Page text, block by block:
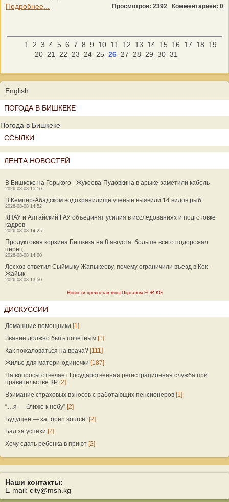
Подробнее...
Просмотров: 2392 Комментариев: 0
1 2 3 4 5 6 7 8 9 10 11 12 13 14 15 16 17 18
19
20 21 22 23 24 25 26 27 28 29 30 31
English
ПОГОДА В БИШКЕКЕ
Погода в Бишкеке
ССЫЛКИ
ЛЕНТА НОВОСТЕЙ
В Бишкеке на Горького - Жукеева-Пудовкина в арыке заметили кабель
2026-08-08 15:10
В Кемпир-Абадском водохранилище ученые выявили 14 видов рыб
2026-08-08 14:52
КНАУ и Алтайский ГАУ объединят усилия в исследованиях и подготовке
кадров
2026-08-08 14:25
Продуктовая корзина Бишкека на 8 августа: больше всего подорожал
перец
2026-08-08 14:00
Лесхоз ответил Сыймыку Жапыкееву, почему ограничили въезд в Кок-
Жайык
2026-08-08 13:50
Новости предоставлены Порталом FOR.KG
ДИСКУССИИ
Домашние помощники [1]
Звание должно быть почетным [1]
Как пожаловаться на врача? [111]
Жилье для матери-одиночки [187]
На вопросы отвечает Государственная регистрационная служба при
правительстве КР [2]
Взимание страховых взносов с работающих пенсионеров [1]
“…я — ближе к небу” [2]
Будущее — за “open source” [2]
Бал за успехи [2]
Хочу сдать ребенка в приют [2]
Наши контакты:
E-mail: city@msn.kg